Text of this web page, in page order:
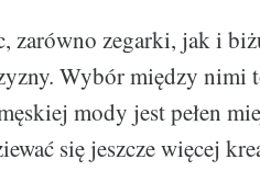
zarówno zegarki, jak i
Wybór między nimi
mody jest pełen
się jeszcze więcej